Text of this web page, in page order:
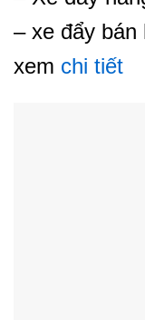
– xe đẩy bán
xem chi tiết